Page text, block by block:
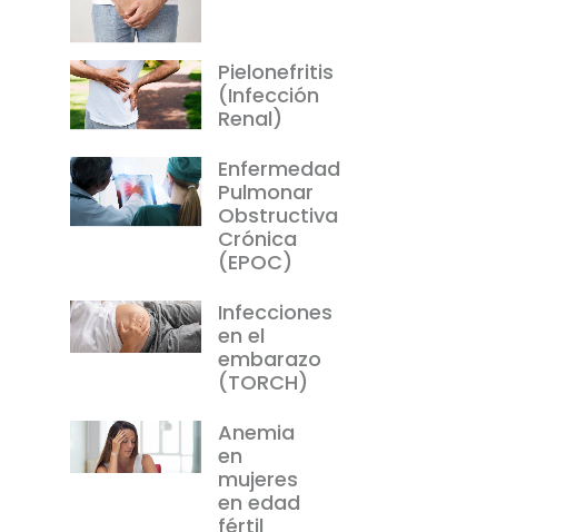
Pielonefritis
(Infección
Renal)
Enfermedad
Pulmonar
Obstructiva
Crónica
(EPOC)
Infecciones
en el
embarazo
(TORCH)
Anemia
en
mujeres
en edad
fértil